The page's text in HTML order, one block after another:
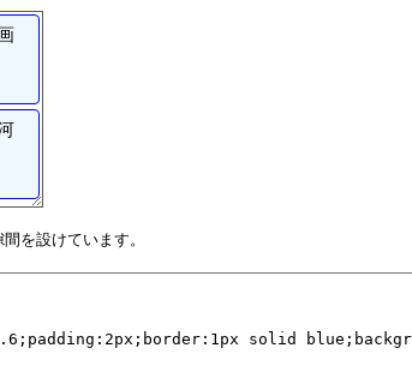
を設けています。